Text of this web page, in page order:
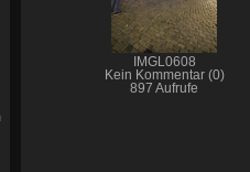
IMGL0608
Kein Kommentar (0)
897 Aufrufe